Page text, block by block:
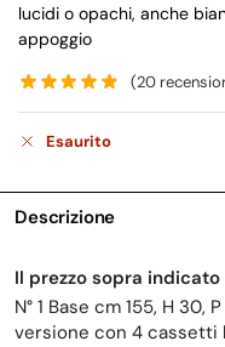
lucidi o opachi, anche
appoggio
(20
Esaurito
Descrizione
Il prezzo sopra
N° 1 Base cm 155, H
versione con 4 cassetti